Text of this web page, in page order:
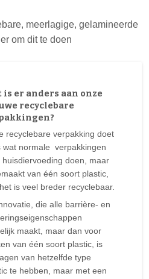
meerlagige, gelamineerde
om dit te doen
is er anders aan onze
recyclebare
recyclebare verpakking doet
wat normale verpakkingen
huisdiervoeding doen, maar
van één soort plastic,
is veel breder recyclebaar.
die alle barrière- en
maakt, maar dan voor
van één soort plastic, is
van hetzelfde type
te hebben, maar met een